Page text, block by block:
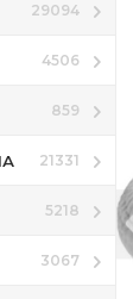
29094
4506
859
21331
5218
3067